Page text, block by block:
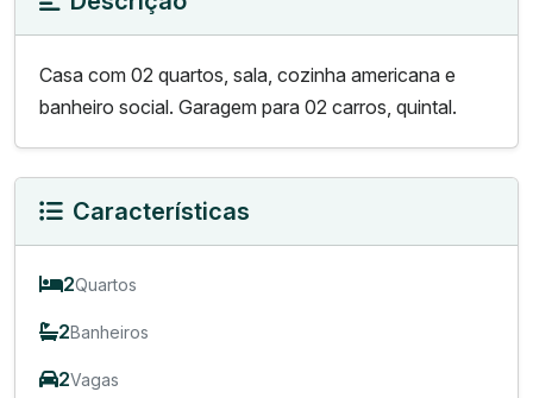
Casa com 02 quartos, sala, cozinha americana e
banheiro social. Garagem para 02 carros, quintal.
Características
2Quartos
2Banheiros
2Vagas